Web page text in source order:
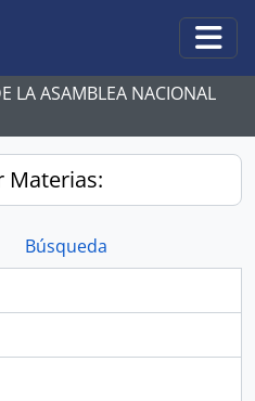
LA ASAMBLEA NACIONAL
Materias:
Búsqueda